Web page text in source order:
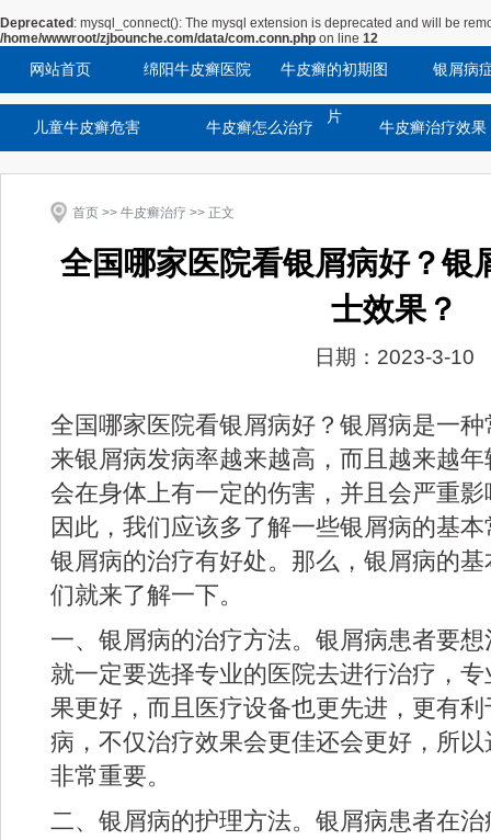
Deprecated : mysql_connect(): The mysql extension is deprecated and will be
/home/wwwroot/zjbounche.com/data/com.conn.php on line 12
网站首页 绵阳牛皮癣医院 牛皮癣的初期图
片
银屑病
儿童牛皮癣危害 牛皮癣怎么治疗 牛皮癣治疗效果
首页 >> 牛皮癣治疗 >> 正文
全国哪家医院看银屑病好？银
士效果？
日期：2023-3-10
全国哪家医院看银屑病好？银屑病是一
来银屑病发病率越来越高，而且越来越
会在身体上有一定的伤害，并且会严重
因此，我们应该多了解一些银屑病的基
银屑病的治疗有好处。那么，银屑病的
们就来了解一下。
一、银屑病的治疗方法。银屑病患者要
就一定要选择专业的医院去进行治疗，
果更好，而且医疗设备也更先进，更有
病，不仅治疗效果会更佳还会更好，所
非常重要。
二、银屑病的护理方法。银屑病患者在